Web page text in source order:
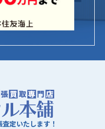
定いたします！